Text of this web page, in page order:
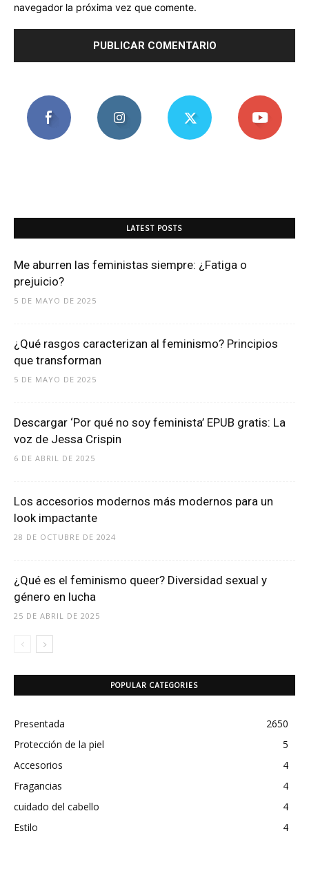
navegador la próxima vez que comente.
LATEST POSTS
Me aburren las feministas siempre: ¿Fatiga o
prejuicio?
5 DE MAYO DE 2025
¿Qué rasgos caracterizan al feminismo? Principios
que transforman
5 DE MAYO DE 2025
Descargar ‘Por qué no soy feminista’ EPUB gratis: La
voz de Jessa Crispin
6 DE ABRIL DE 2025
Los accesorios modernos más modernos para un
look impactante
28 DE OCTUBRE DE 2024
¿Qué es el feminismo queer? Diversidad sexual y
género en lucha
25 DE ABRIL DE 2025
POPULAR CATEGORIES
Presentada
2650
Protección de la piel
5
Accesorios
4
Fragancias
4
cuidado del cabello
4
Estilo
4